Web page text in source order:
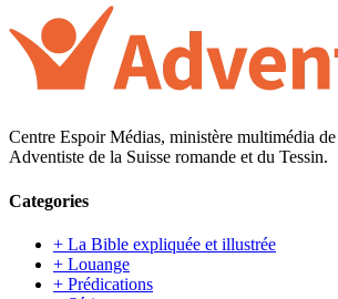
Centre Espoir Médias, ministère multimédia
Adventiste de la Suisse romande et du Tessin.
Categories
+ La Bible expliquée et illustrée
+ Louange
+ Prédications